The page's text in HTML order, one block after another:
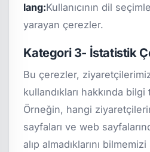
lang:Kullanıcının dil
yarayan çerezler.
Kategori 3- İstatistik
Bu çerezler,
kullandıkları hakkında bilgi
Örneğin, hangi
sayfaları ve web
alıp almadıklarını